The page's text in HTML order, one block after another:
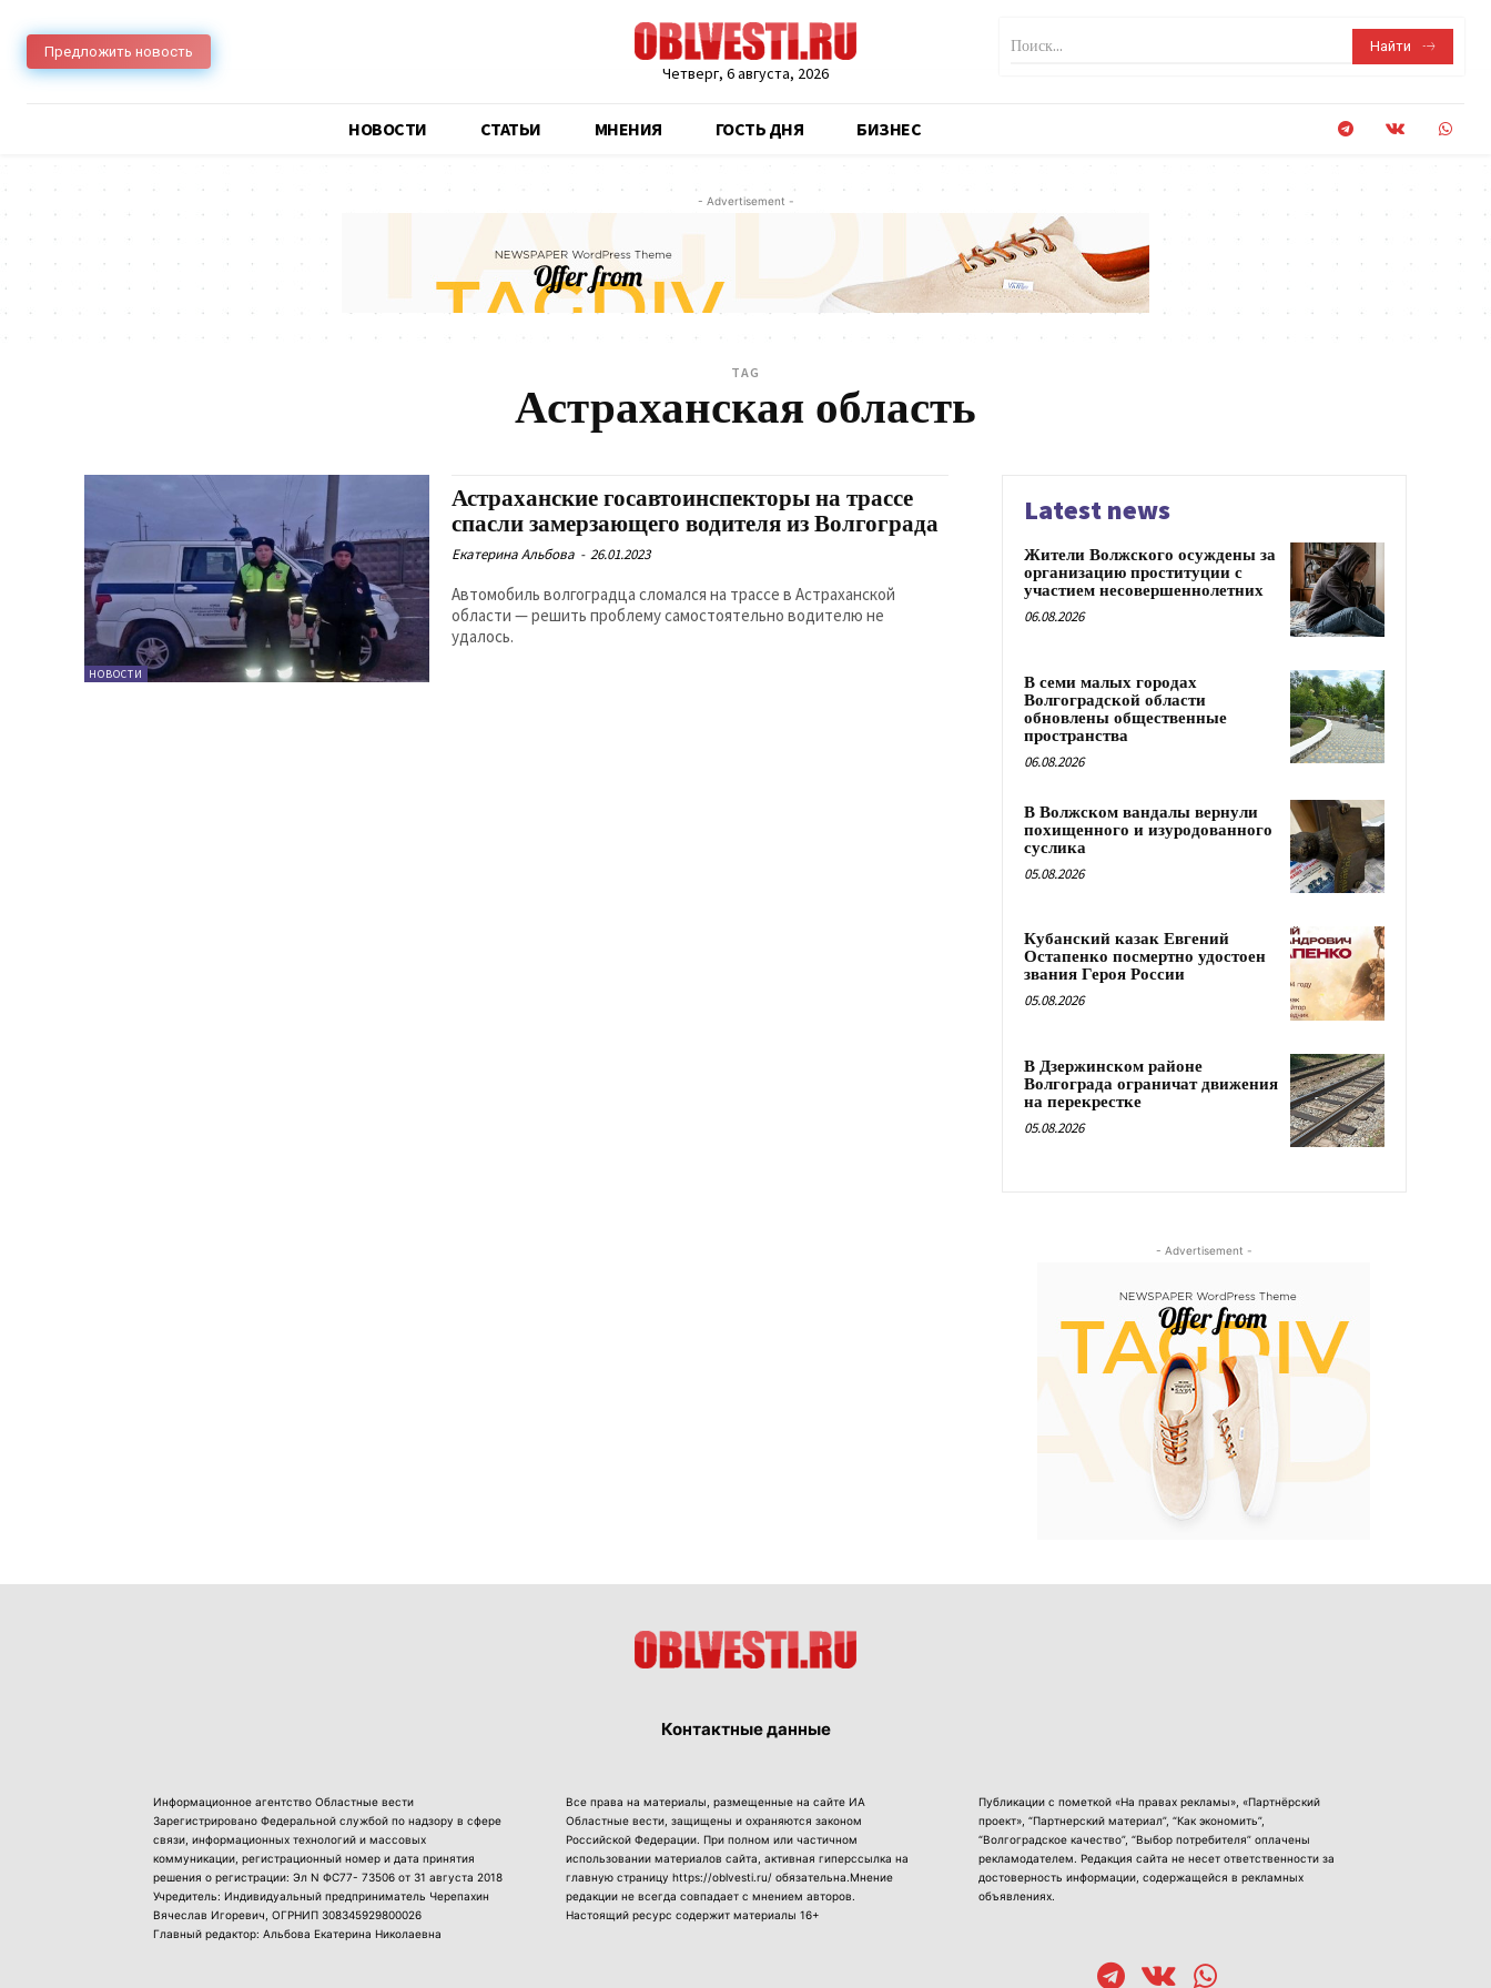
Предложить новость
Четверг, 6 августа, 2026
Поиск... Найти
НОВОСТИ CТАТЬИ МНЕНИЯ ГОСТЬ ДНЯ БИЗНЕС
- Advertisement -
TAG
Астраханская область
НОВОСТИ
Астраханские госавтоинспекторы на трассе
спасли замерзающего водителя из Волгограда
Екатерина Альбова - 26.01.2023
Автомобиль волгоградца сломался на трассе в Астраханской
области — решить проблему самостоятельно водителю не
удалось.
Latest news
Жители Волжского осуждены за
организацию проституции с
участием несовершеннолетних
06.08.2026
В семи малых городах
Волгоградской области
обновлены общественные
пространства
06.08.2026
В Волжском вандалы вернули
похищенного и изуродованного
суслика
05.08.2026
Кубанский казак Евгений
Остапенко посмертно удостоен
звания Героя России
05.08.2026
В Дзержинском районе
Волгограда ограничат движения
на перекрестке
05.08.2026
- Advertisement -
Контактные данные
Информационное агентство Областные вести
Зарегистрировано Федеральной службой по надзору в сфере
связи, информационных технологий и массовых
коммуникации, регистрационный номер и дата принятия
решения о регистрации: Эл N ФС77- 73506 от 31 августа 2018
Учредитель: Индивидуальный предприниматель Черепахин
Вячеслав Игоревич, ОГРНИП 308345929800026
Главный редактор: Альбова Екатерина Николаевна
Все права на материалы, размещенные на сайте ИА
Областные вести, защищены и охраняются законом
Российской Федерации. При полном или частичном
использовании материалов сайта, активная гиперссылка на
главную страницу https://oblvesti.ru/ обязательна.Мнение
редакции не всегда совпадает с мнением авторов.
Настоящий ресурс содержит материалы 16+
Публикации с пометкой «На правах рекламы», «Партнёрский
проект», “Партнерский материал”, “Как экономить”,
“Волгоградское качество”, “Выбор потребителя” оплачены
рекламодателем. Редакция сайта не несет ответственности за
достоверность информации, содержащейся в рекламных
объявлениях.